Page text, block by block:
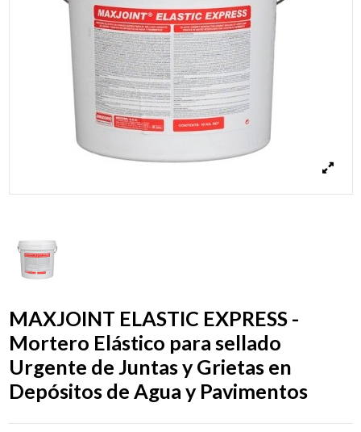
MAXJOINT ELASTIC EXPRESS -
Mortero Elástico para sellado
Urgente de Juntas y Grietas en
Depósitos de Agua y Pavimentos